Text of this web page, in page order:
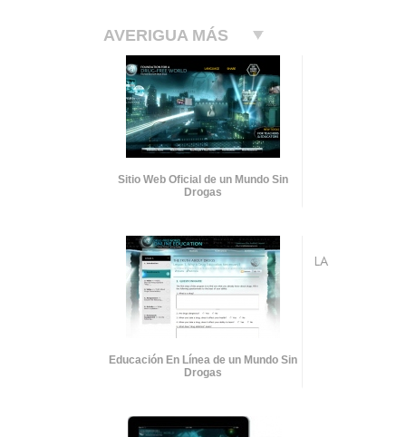
AVERIGUA MÁS
Sitio Web Oficial de un Mundo Sin
Drogas
Educación En Línea de un Mundo Sin
Drogas
LA